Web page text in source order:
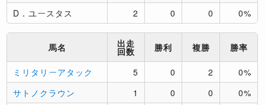
D．ユースタス
2 0 0 0%
馬名 出走
回数 勝利 複勝 勝率
ミリタリーアタック 5 0 2
0%
サトノクラウン
1 0 0
0%